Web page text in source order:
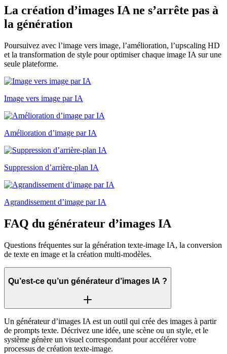
La création d’images IA ne s’arrête pas à
la génération
Poursuivez avec l’image vers image, l’amélioration, l’upscaling HD
et la transformation de style pour optimiser chaque image IA sur une
seule plateforme.
Image vers image par IA
Amélioration d’image par IA
Suppression d’arrière-plan IA
Agrandissement d’image par IA
FAQ du générateur d’images IA
Questions fréquentes sur la génération texte-image IA, la conversion
de texte en image et la création multi-modèles.
Qu’est-ce qu’un générateur d’images IA ?
Un générateur d’images IA est un outil qui crée des images à partir
de prompts texte. Décrivez une idée, une scène ou un style, et le
système génère un visuel correspondant pour accélérer votre
processus de création texte-image.